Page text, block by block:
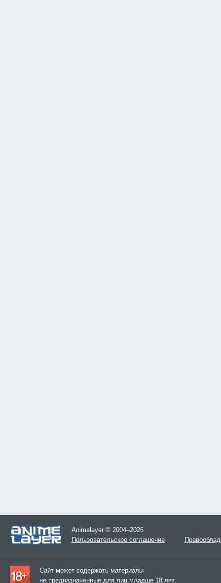
Animelayer © 2004–2026
Пользовательское соглашение
Сайт может содержать материалы
не предназначенные для лиц младше 18 лет.